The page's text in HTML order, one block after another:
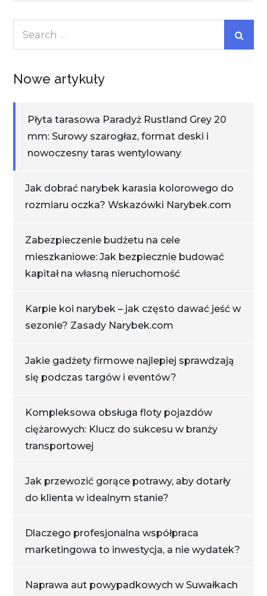
Nowe artykuły
Płyta tarasowa Paradyż Rustland Grey 20
mm: Surowy szarogłaz, format deski i
nowoczesny taras wentylowany
Jak dobrać narybek karasia kolorowego do
rozmiaru oczka? Wskazówki Narybek.com
Zabezpieczenie budżetu na cele
mieszkaniowe: Jak bezpiecznie budować
kapitał na własną nieruchomość
Karpie koi narybek – jak często dawać jeść w
sezonie? Zasady Narybek.com
Jakie gadżety firmowe najlepiej sprawdzają
się podczas targów i eventów?
Kompleksowa obsługa floty pojazdów
ciężarowych: Klucz do sukcesu w branży
transportowej
Jak przewozić gorące potrawy, aby dotarły
do klienta w idealnym stanie?
Dlaczego profesjonalna współpraca
marketingowa to inwestycja, a nie wydatek?
Naprawa aut powypadkowych w Suwałkach